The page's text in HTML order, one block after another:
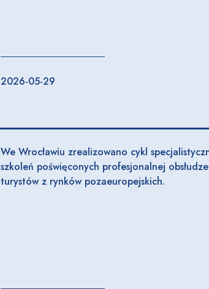
2026-05-29
We Wrocławiu zrealizowano cykl
szkoleń poświęconych profesjonalnej obsłudze
turystów z rynków pozaeuropejskich.